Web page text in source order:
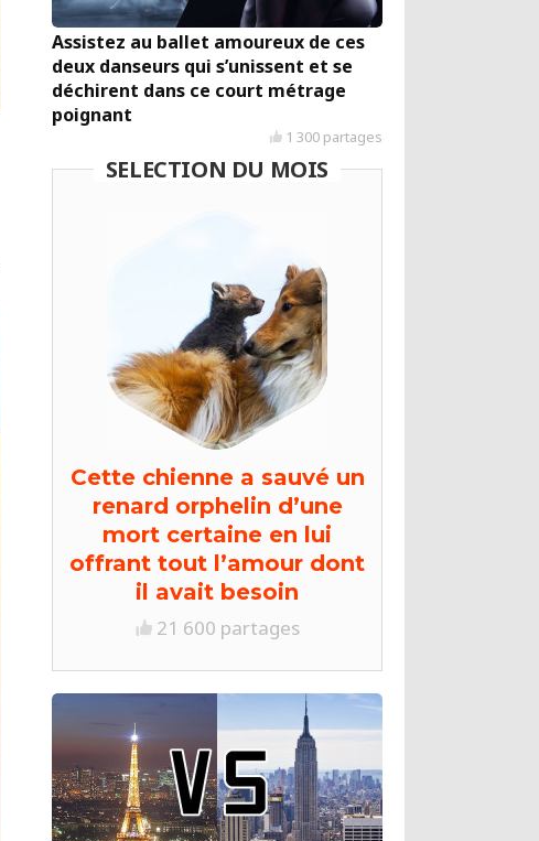
Assistez au ballet amoureux de ces
deux danseurs qui s’unissent et se
déchirent dans ce court métrage
poignant
1 300 partages
SELECTION DU MOIS
Cette chienne a sauvé un
renard orphelin d’une
mort certaine en lui
offrant tout l’amour dont
il avait besoin
21 600 partages